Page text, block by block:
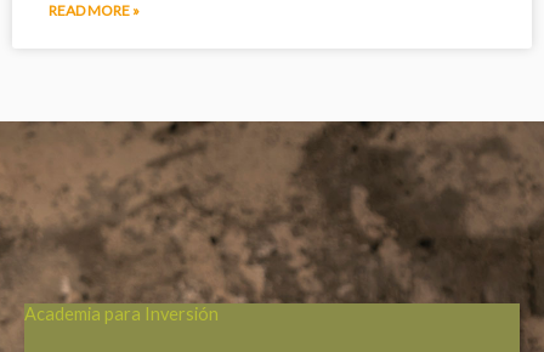
READ MORE »
Academia para Inversión